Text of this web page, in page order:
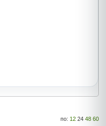
по: 12 24 48 60